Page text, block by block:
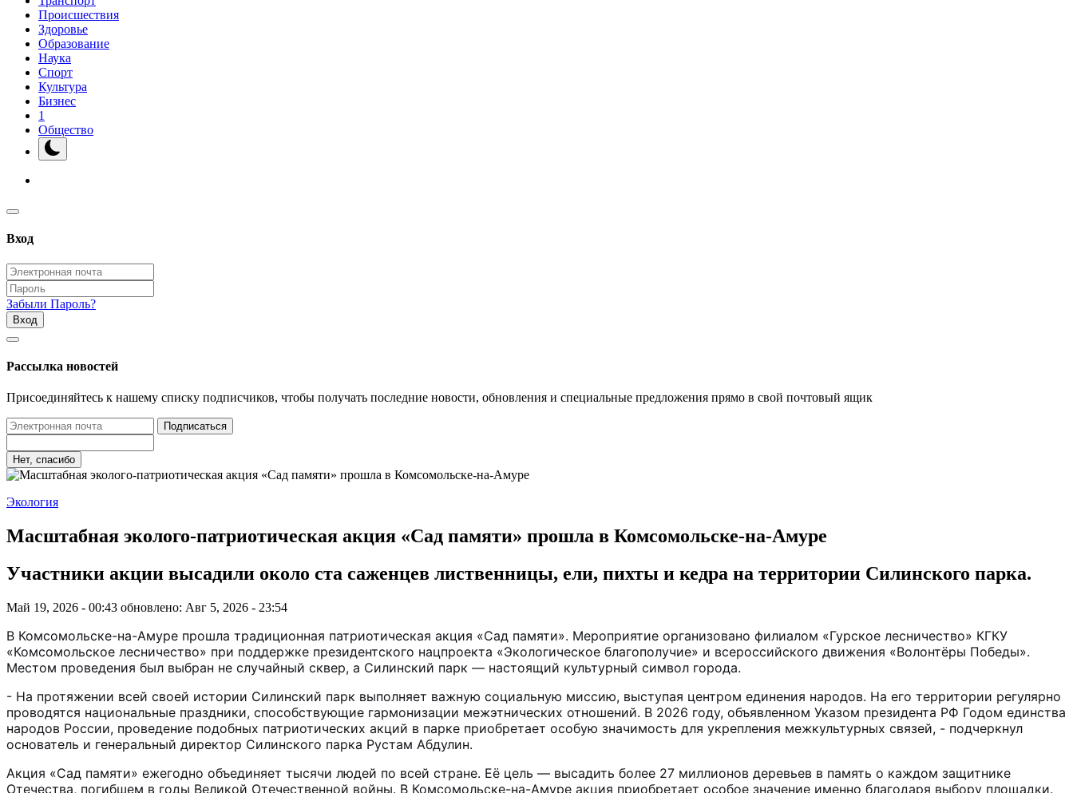
Происшествия
Здоровье
Образование
Наука
Спорт
Культура
Бизнес
1
Общество
Вход
Забыли Пароль?
Вход
Рассылка новостей
Присоединяйтесь к нашему списку подписчиков, чтобы получать последние новости, обновления и специальные предложения прямо в свой почтовый ящик
Подписаться
Нет, спасибо
Экология
Масштабная эколого-патриотическая акция «Сад памяти» прошла в Комсомольске-на-Амуре
Участники акции высадили около ста саженцев лиственницы, ели, пихты и кедра на территории Силинского парка.
Май 19, 2026 - 00:43 обновлено: Авг 5, 2026 - 23:54
В Комсомольске-на-Амуре прошла традиционная патриотическая акция «Сад памяти». Мероприятие организовано филиалом «Гурское лесничество» КГКУ
«Комсомольское лесничество» при поддержке президентского нацпроекта «Экологическое благополучие» и всероссийского движения «Волонтёры Победы».
Местом проведения был выбран не случайный сквер, а Силинский парк — настоящий культурный символ города.
- На протяжении всей своей истории Силинский парк выполняет важную социальную миссию, выступая центром единения народов. На его территории регулярно
проводятся национальные праздники, способствующие гармонизации межэтнических отношений. В 2026 году, объявленном Указом президента РФ Годом единства
народов России, проведение подобных патриотических акций в парке приобретает особую значимость для укрепления межкультурных связей, - подчеркнул
основатель и генеральный директор Силинского парка Рустам Абдулин.
Акция «Сад памяти» ежегодно объединяет тысячи людей по всей стране. Её цель — высадить более 27 миллионов деревьев в память о каждом защитнике
Отечества, погибшем в годы Великой Отечественной войны. В Комсомольске-на-Амуре акция приобретает особое значение именно благодаря выбору площадки.